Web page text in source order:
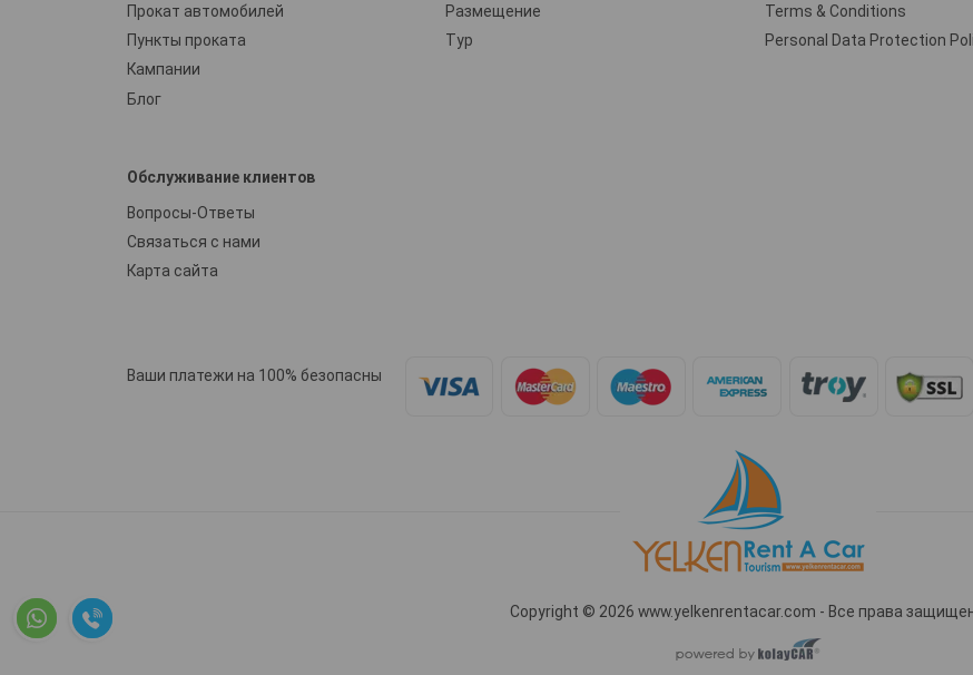
Прокат автомобилей
Пункты проката
Кампании
Блог
Размещение
Тур
Terms & Conditions
Personal Data Protection
Обслуживание клиентов
Вопросы-Ответы
Связаться с нами
Карта сайта
Ваши платежи на 100% безопасны
Copyright © 2026 www.yelkenrentacar.com - Все права